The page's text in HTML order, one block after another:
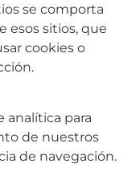
se comporta
esos sitios, que
cookies o
analítica para
de nuestros
de navegación.